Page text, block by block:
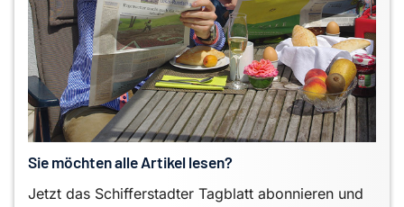
Sie möchten alle Artikel lesen?
Jetzt das Schifferstadter Tagblatt abonnieren und